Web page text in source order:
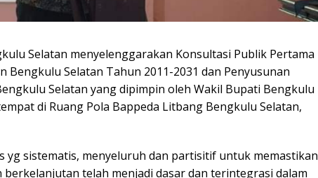
Selatan menyelenggarakan Konsultasi Publik Pertama
Bengkulu Selatan Tahun 2011-2031 dan Penyusunan
Selatan yang dipimpin oleh Wakil Bupati Bengkulu
di Ruang Pola Bappeda Litbang Bengkulu Selatan,
yg sistematis, menyeluruh dan partisitif untuk memastikan
telah menjadi dasar dan terintegrasi dalam